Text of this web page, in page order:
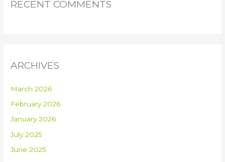
RECENT COMMENTS
ARCHIVES
March 2026
February 2026
January 2026
July 2025
June 2025